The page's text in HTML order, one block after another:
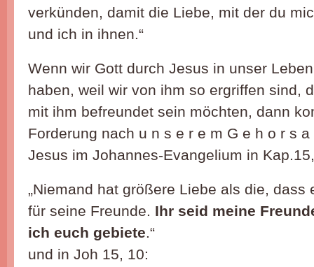
verkünden, damit die Liebe, mit der du
und ich in ihnen.“
Wenn wir Gott durch Jesus in unser
haben, weil wir von ihm so ergriffen sind,
mit ihm befreundet sein möchten, dann
Forderung nach u n s e r e m G e h o r s
Jesus im Johannes-Evangelium in
„Niemand hat größere Liebe als die, dass
für seine Freunde. Ihr seid meine
ich euch gebiete.“
und in Joh 15, 10: